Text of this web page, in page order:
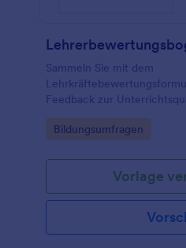
Sammeln Sie mit dem
Feedback zur
Bildungseinrichtungen und
datenerfassung und
Go to Category:
Bildungsumfragen
Vorlage